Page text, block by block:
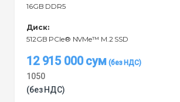
16GB DDR5
Диск:
512GB PCIe® NVMe™ M.2 SSD
12 915 000сум
1050
(без НДС)